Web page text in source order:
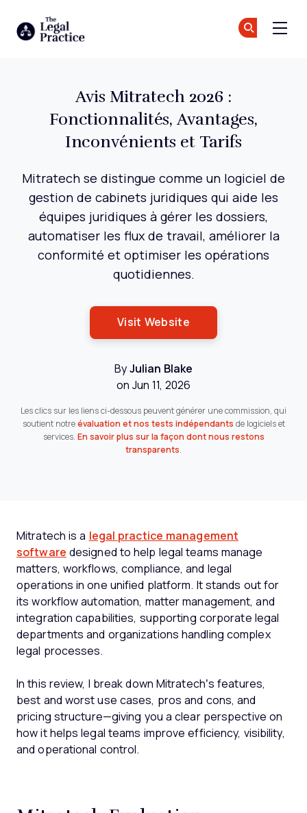
Avis Mitratech 2026 :
Fonctionnalités, Avantages,
Inconvénients et Tarifs
Mitratech se distingue comme un logiciel de
gestion de cabinets juridiques qui aide les
équipes juridiques à gérer les dossiers,
automatiser les flux de travail, améliorer la
conformité et optimiser les opérations
quotidiennes.
Visit Website
By Julian Blake
on Jun 11, 2026
Les clics sur les liens ci-dessous peuvent générer une commission, qui
soutient notre évaluation et nos tests indépendants de logiciels et
services. En savoir plus sur la façon dont nous restons
transparents.
Mitratech is a
legal practice management
software designed to help legal teams manage
matters, workflows, compliance, and legal
operations in one unified platform. It stands out for
its workflow automation, matter management, and
integration capabilities, supporting corporate legal
departments and organizations handling complex
legal processes.
In this review, I break down Mitratech’s features,
best and worst use cases, pros and cons, and
pricing structure—giving you a clear perspective on
how it helps legal teams improve efficiency, visibility,
and operational control.